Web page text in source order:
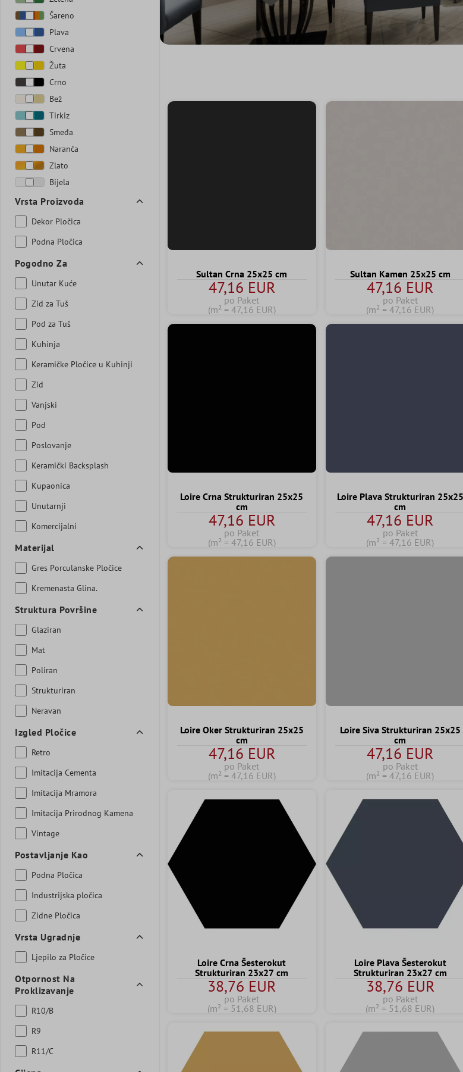
Šareno
Plava
Crvena
Žuta
Crno
Bež
Tirkiz
Smeđa
Naranča
Zlato
Bijela
Vrsta Proizvoda
Dekor Pločica
Podna Pločica
Pogodno Za
Unutar Kuće
Zid za Tuš
Pod za Tuš
Kuhinja
Keramičke Pločice u Kuhinji
Zid
Vanjski
Pod
Poslovanje
Keramički Backsplash
Kupaonica
Unutarnji
Komercijalni
Materijal
Gres Porculanske Pločice
Kremenasta Glina.
Struktura Površine
Glaziran
Mat
Poliran
Strukturiran
Neravan
Izgled Pločice
Retro
Imitacija Cementa
Imitacija Mramora
Imitacija Prirodnog Kamena
Vintage
Postavljanje Kao
Podna Pločica
Industrijska pločica
Zidne Pločica
Vrsta Ugradnje
Ljepilo za Pločice
Otpornost Na
Proklizavanje
R10/B
R9
R11/C
Sultan Crna 25x25 cm
47,16 EUR
po Paket
(m² = 47,16 EUR)
Sultan Kamen 25x25 cm
47,16 EUR
po Paket
(m² = 47,16 EUR)
Loire Crna Strukturiran 25x25
cm
47,16 EUR
po Paket
(m² = 47,16 EUR)
Loire Plava Strukturiran 25x25
cm
47,16 EUR
po Paket
(m² = 47,16 EUR)
Loire Oker Strukturiran 25x25
cm
47,16 EUR
po Paket
(m² = 47,16 EUR)
Loire Siva Strukturiran 25x25
cm
47,16 EUR
po Paket
(m² = 47,16 EUR)
Loire Crna Šesterokut
Strukturiran 23x27 cm
38,76 EUR
po Paket
(m² = 51,68 EUR)
Loire Plava Šesterokut
Strukturiran 23x27 cm
38,76 EUR
po Paket
(m² = 51,68 EUR)